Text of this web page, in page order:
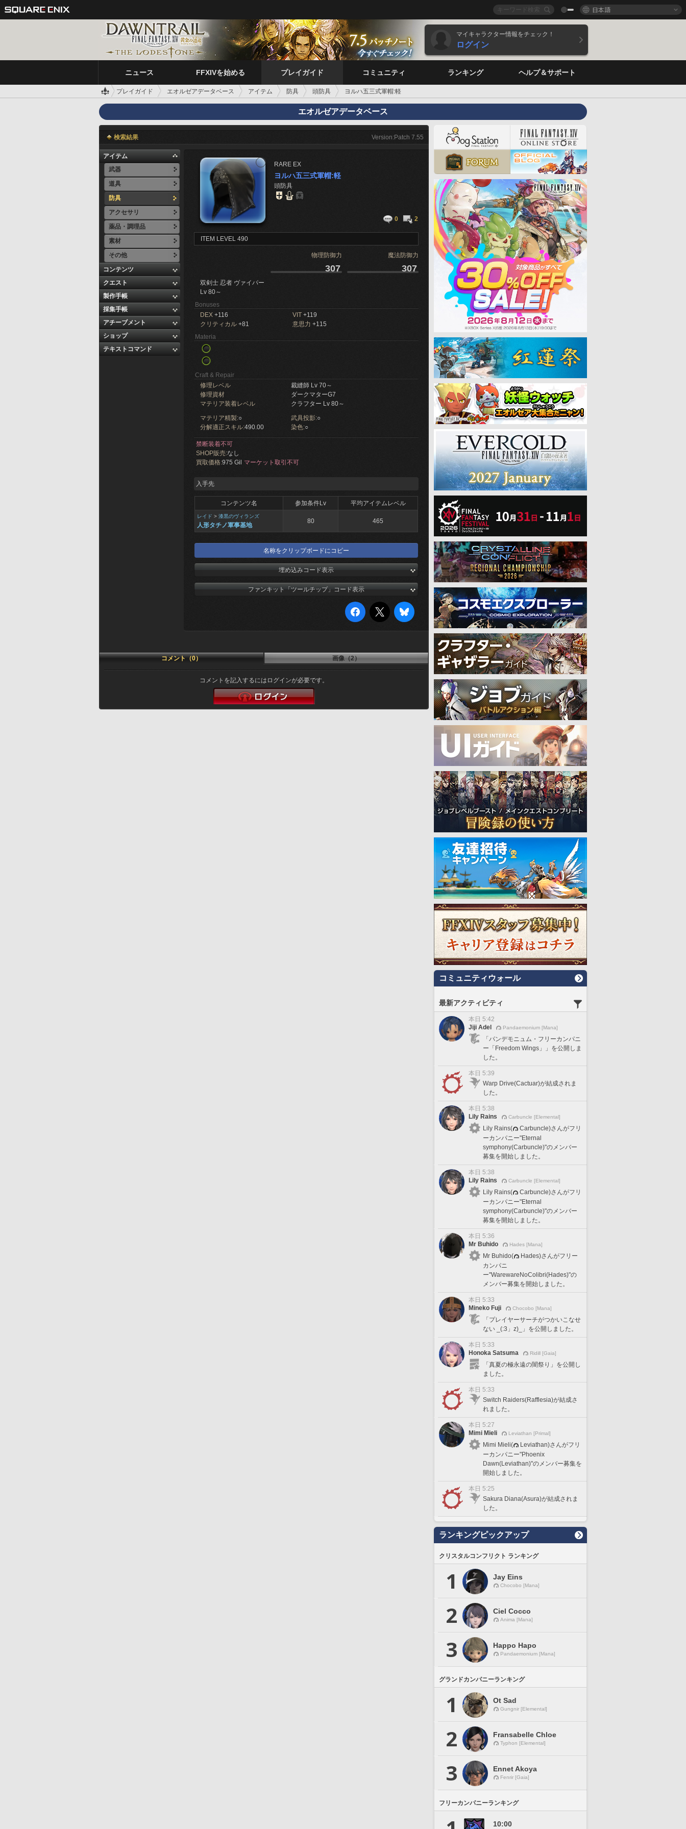
日本語
マイキャラクター情報をチェック！
ログイン
ニュース FFXIVを始める プレイガイド コミュニティ ランキング ヘルプ＆サポート
プレイガイド エオルゼアデータベース アイテム 防具 頭防具 ヨルハ五三式軍帽:軽
エオルゼアデータベース
検索結果 Version:Patch 7.55
アイテム
武器
道具
防具
アクセサリ
薬品・調理品
素材
その他
コンテンツ
クエスト
製作手帳
採集手帳
アチーブメント
ショップ
テキストコマンド
RARE EX
ヨルハ五三式軍帽:軽
頭防具
0 2
ITEM LEVEL 490
物理防御力 魔法防御力
307 307
双剣士 忍者 ヴァイパー
Lv 80～
Bonuses
DEX +116 VIT +119
クリティカル +81 意思力 +115
Materia
Craft & Repair
修理レベル
裁縫師 Lv 70～
修理資材
ダークマターG7
マテリア装着レベル
クラフター Lv 80～
マテリア精製:○ 武具投影:○
分解適正スキル:490.00 染色:○
禁断装着不可
SHOP販売:なし
買取価格:975 Gil マーケット取引不可
入手先
コンテンツ名 参加条件Lv 平均アイテムレベル
レイド > 漆黒のヴィランズ
人形タチノ軍事基地
80 465
名称をクリップボードにコピー
埋め込みコード表示
ファンキット「ツールチップ」コード表示
コメント（0） 画像（2）
コメントを記入するにはログインが必要です。
コミュニティウォール
最新アクティビティ
本日 5:42
Jiji Adel
Pandaemonium [Mana]
「パンデモニュム・フリーカンパニ
ー「Freedom Wings」」を公開しま
した。
本日 5:39
Warp Drive(Cactuar)が結成されま
した。
本日 5:38
Lily Rains
Carbuncle [Elemental]
Lily Rains(
Carbuncle)さんがフリ
ーカンパニー"Eternal
symphony(Carbuncle)"のメンバー
募集を開始しました。
本日 5:38
Lily Rains
Carbuncle [Elemental]
Lily Rains(
Carbuncle)さんがフリ
ーカンパニー"Eternal
symphony(Carbuncle)"のメンバー
募集を開始しました。
本日 5:36
Mr Buhido
Hades [Mana]
Mr Buhido(
Hades)さんがフリー
カンパニ
ー"WarewareNoColibri(Hades)"の
メンバー募集を開始しました。
本日 5:33
Mineko Fuji
Chocobo [Mana]
「プレイヤーサーチがつかいこなせ
ない _(:3」z)_」を公開しました。
本日 5:33
Honoka Satsuma
Ridill [Gaia]
「真夏の極永遠の闇祭り」を公開し
ました。
本日 5:33
Switch Raiders(Rafflesia)が結成さ
れました。
本日 5:27
Mimi Mieli
Leviathan [Primal]
Mimi Mieli(
Leviathan)さんがフリ
ーカンパニー"Phoenix
Dawn(Leviathan)"のメンバー募集を
開始しました。
本日 5:25
Sakura Diana(Asura)が結成されま
した。
ランキングピックアップ
クリスタルコンフリクト ランキング
1 Jay Eins
Chocobo [Mana]
2 Ciel Cocco
Anima [Mana]
3 Happo Hapo
Pandaemonium [Mana]
グランドカンパニーランキング
1 Ot Sad
Gungnir [Elemental]
2 Fransabelle Chloe
Typhon [Elemental]
3 Ennet Akoya
Fenrir [Gaia]
フリーカンパニーランキング
10:00